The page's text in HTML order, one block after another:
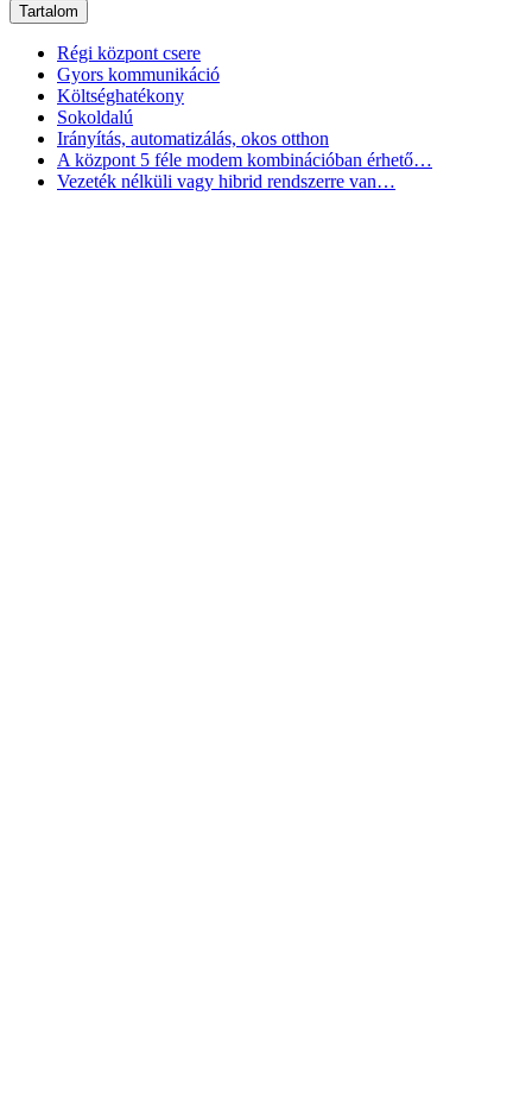
Tartalom
Régi központ csere
Gyors kommunikáció
Költséghatékony
Sokoldalú
Irányítás, automatizálás, okos otthon
A központ 5 féle modem kombinációban érhető…
Vezeték nélküli vagy hibrid rendszerre van…